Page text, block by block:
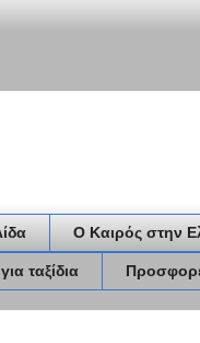
Ο Καιρός στην
ταξίδια